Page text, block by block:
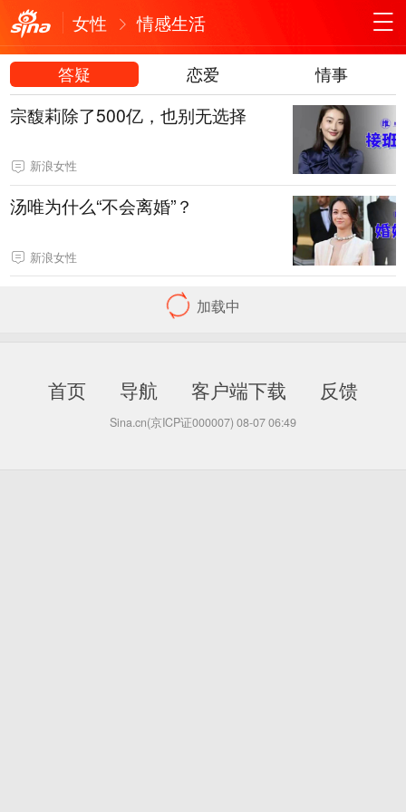
女性 情感生活
答疑 恋爱 情事
宗馥莉除了500亿，也别无选择
新浪女性
汤唯为什么“不会离婚”？
新浪女性
加载中
首页 导航 客户端下载 反馈
Sina.cn(京ICP证000007) 08-07 06:49